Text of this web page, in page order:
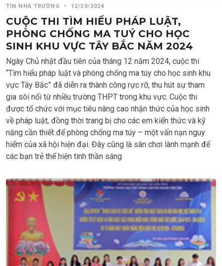
TIN NHÀ TRƯỜNG • 12/30/2024
CUỘC THI TÌM HIỂU PHÁP LUẬT,
PHÒNG CHỐNG MA TUÝ CHO HỌC
SINH KHU VỰC TÂY BẮC NĂM 2024
Ngày Chủ nhật đầu tiên của tháng 12 năm 2024, cuộc thi
“Tìm hiểu pháp luật và phòng chống ma túy cho học sinh khu
vực Tây Bắc” đã diễn ra thành công rực rỡ, thu hút sự tham
gia sôi nổi từ nhiều trường THPT trong khu vực. Cuộc thi
được tổ chức với mục tiêu nâng cao nhận thức của học sinh
về pháp luật, đồng thời trang bị cho các em kiến thức và kỹ
năng cần thiết để phòng chống ma túy – một vấn nạn nguy
hiểm của xã hội hiện đại. Đây cũng là sân chơi lành mạnh để
các bạn trẻ thể hiện tinh thần sáng